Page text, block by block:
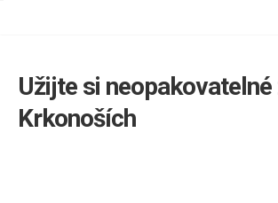
Užijte si
Krkonoších